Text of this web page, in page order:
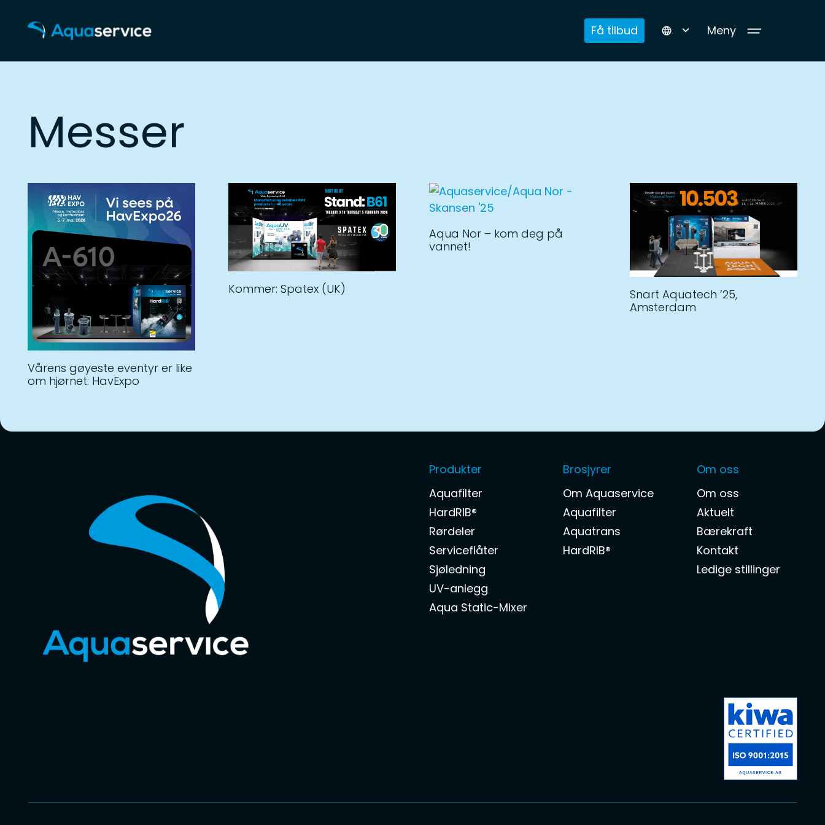
Få tilbud language Meny
Messer
Vårens gøyeste eventyr er like
om hjørnet: HavExpo
Kommer: Spatex (UK)
Aqua Nor – kom deg på
vannet!
Snart Aquatech ’25,
Amsterdam
Produkter
Aquafilter
HardRIB®
Rørdeler
Serviceflåter
Sjøledning
UV-anlegg
Aqua Static-Mixer
Brosjyrer
Om Aquaservice
Aquafilter
Aquatrans
HardRIB®
Om oss
Om oss
Aktuelt
Bærekraft
Kontakt
Ledige stillinger